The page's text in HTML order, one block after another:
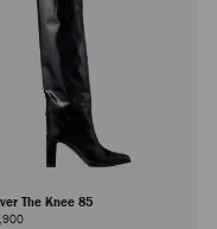
The Knee 85